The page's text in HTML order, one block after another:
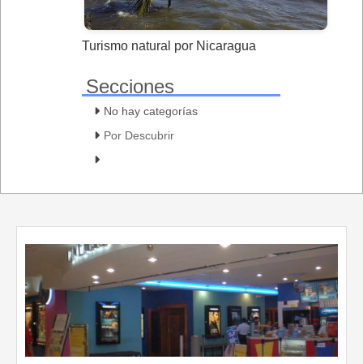
Turismo natural por Nicaragua
Secciones
No hay categorías
Por Descubrir